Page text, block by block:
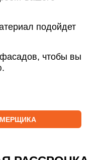
подойдет
чтобы вы